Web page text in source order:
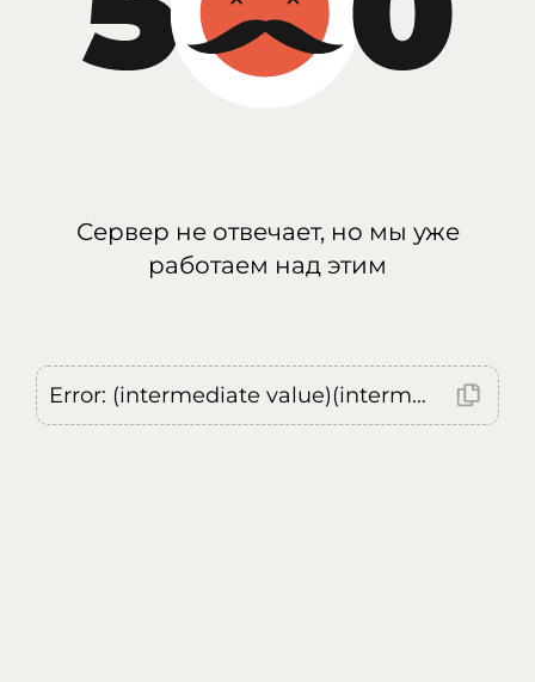
Сервер не отвечает, но мы уже
работаем над этим
Error: (intermediate value)(intermediate value)(intermediate value).replaceAll is not a function